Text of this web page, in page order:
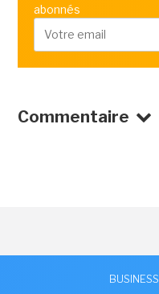
abonnés
Commentaire
BUSINESS